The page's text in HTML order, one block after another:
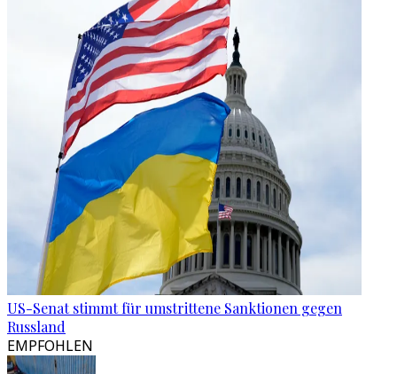
US-Senat stimmt für umstrittene Sanktionen gegen
Russland
EMPFOHLEN